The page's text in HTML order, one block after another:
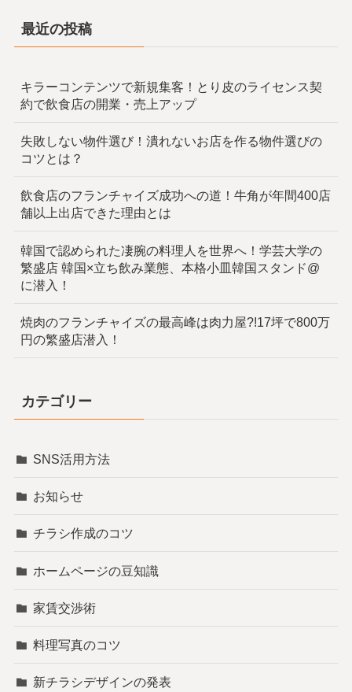
最近の投稿
キラーコンテンツで新規集客！とり皮のライセンス契
約で飲食店の開業・売上アップ
失敗しない物件選び！潰れないお店を作る物件選びの
コツとは？
飲食店のフランチャイズ成功への道！牛角が年間400店
舗以上出店できた理由とは
韓国で認められた凄腕の料理人を世界へ！学芸大学の
繁盛店 韓国×立ち飲み業態、本格小皿韓国スタンド@
に潜入！
焼肉のフランチャイズの最高峰は肉力屋?!17坪で800万
円の繁盛店潜入！
カテゴリー
SNS活用方法
お知らせ
チラシ作成のコツ
ホームページの豆知識
家賃交渉術
料理写真のコツ
新チラシデザインの発表